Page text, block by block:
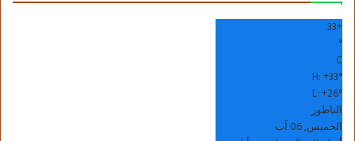
+
33
°
C
H:+33°
L:+26°
الناظور
الخميس, 06 آب